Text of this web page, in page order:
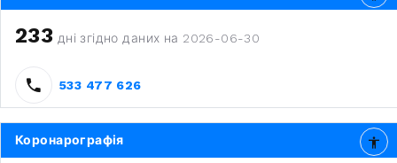
233 дні згідно даних на 2026-06-30
533 477 626
Коронарографія